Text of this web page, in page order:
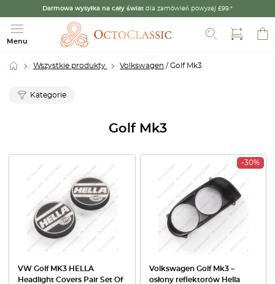
Darmowa wysyłka na cały świat dla zamówień powyżej £99.*
Menu
Szukaj
Wszystkie produkty Volkswagen / Golf Mk3
Kategorie
Golf Mk3
VW Golf MK3 HELLA
Headlight Covers Pair Set Of
-30%
Volkswagen Golf Mk3 –
osłony reflektorów Hella